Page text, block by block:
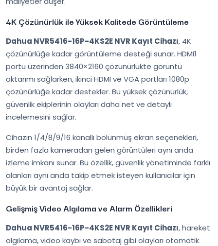
4K Çözünürlük ile Yüksek Kalitede Görüntüleme
Dahua NVR5416-16P-4KS2E NVR Kayıt Cihazı, 4K
çözünürlüğe kadar görüntüleme desteği sunar. HDMI1
portu üzerinden 3840×2160 çözünürlükte görüntü
aktarımı sağlarken, ikinci HDMI ve VGA portları 1080p
çözünürlüğe kadar destekler. Bu yüksek çözünürlük,
güvenlik ekiplerinin olayları daha net ve detaylı
incelemesini sağlar.
Cihazın 1/4/8/9/16 kanallı bölünmüş ekran seçenekleri,
birden fazla kameradan gelen görüntüleri aynı anda
izleme imkanı sunar. Bu özellik, güvenlik yönetiminde farklı
alanları aynı anda takip etmek isteyen kullanıcılar için
büyük bir avantaj sağlar.
Gelişmiş Video Algılama ve Alarm Özellikleri
Dahua NVR5416-16P-4KS2E NVR Kayıt Cihazı, hareket
algılama, video kaybı ve sabotaj gibi olayları otomatik